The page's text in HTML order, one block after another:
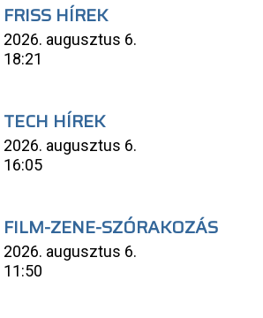
FRISS HÍREK
2026. augusztus 6.
18:21
TECH HÍREK
2026. augusztus 6.
16:05
FILM-ZENE-SZÓRAKOZÁS
2026. augusztus 6.
11:50